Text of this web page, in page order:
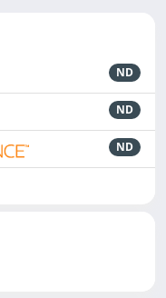
ND
ND
ND